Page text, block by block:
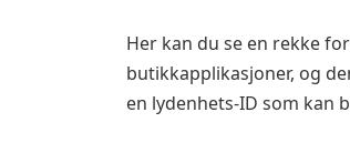
Her kan du se en rekke
butikkapplikasjoner, og
en lydenhets-ID som kan